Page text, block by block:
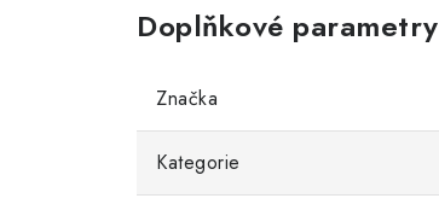
Doplňkové parametry
Značka
Kategorie